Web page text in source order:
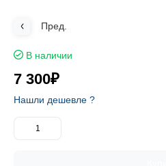
Пред.
В наличии
7 300₽
Нашли дешевле ?